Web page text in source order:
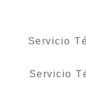
Servicio
Servicio